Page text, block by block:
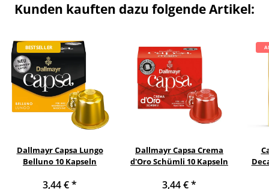
Kunden kauften dazu folgende Artikel:
BESTSELLER
Dallmayr Capsa Lungo
Belluno 10 Kapseln
3,44 €*
Dallmayr Capsa Crema
d'Oro Schümli 10 Kapseln
3,44 €*